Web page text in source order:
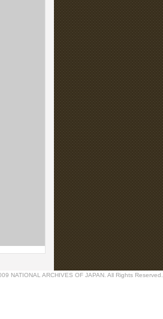
NATIONAL ARCHIVES OF JAPAN. All Rights Reserved.